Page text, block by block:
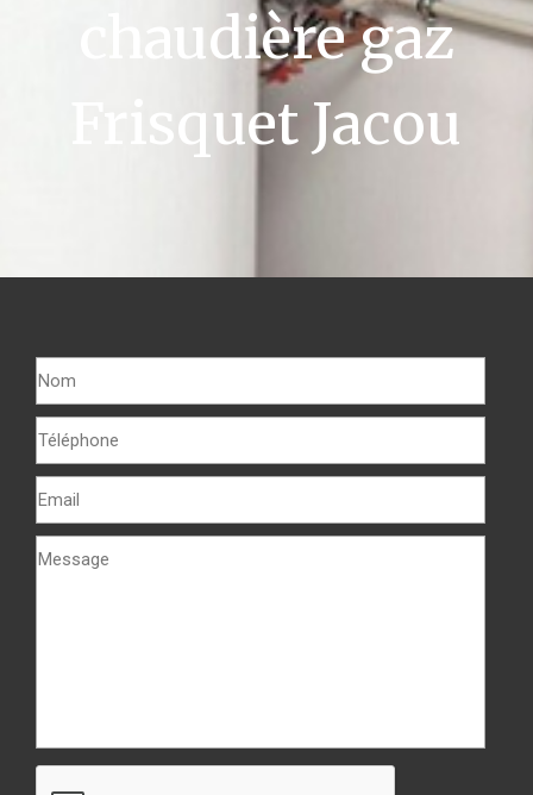
chaudière gaz
Frisquet Jacou